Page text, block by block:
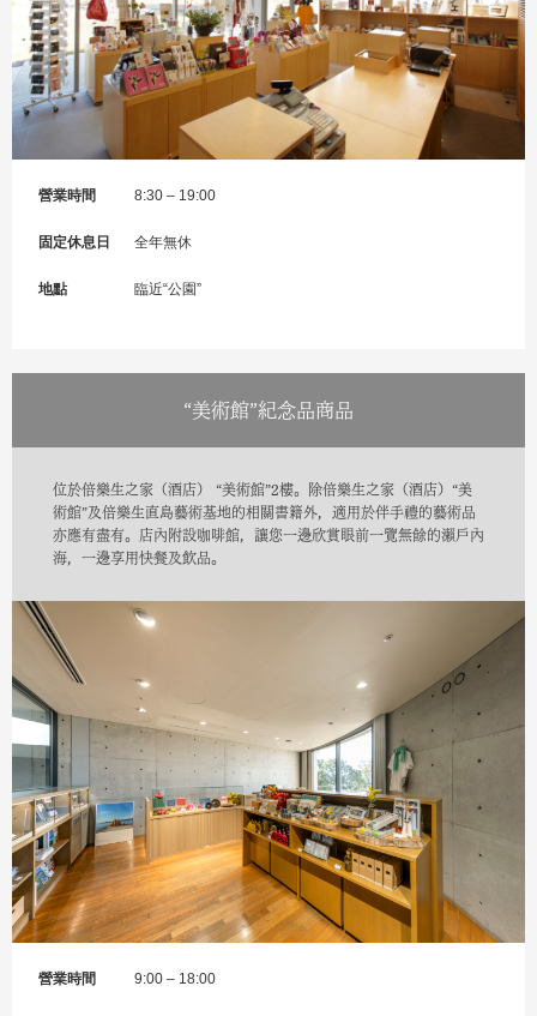
營業時間 8:30 – 19:00
固定休息日 全年無休
地點 臨近“公園”
“美術館”紀念品商品
位於倍樂生之家（酒店） “美術館”2樓。除倍樂生之家（酒店）“美
術館”及倍樂生直島藝術基地的相關書籍外，適用於伴手禮的藝術品
亦應有盡有。店內附設咖啡館，讓您一邊欣賞眼前一覽無餘的瀨戶內
海，一邊享用快餐及飲品。
營業時間 9:00 – 18:00